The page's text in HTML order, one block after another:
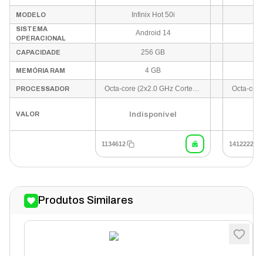
Tela 6.7" - Preto
SIM
MODELO Infinix Hot 50i
SISTEMA
OPERACIONAL
Android 14
CAPACIDADE 256 GB
MEMÓRIA RAM 4 GB
PROCESSADOR Octa-core (2x2.0 GHz Cortex-A75 & 6x1.7 GHz Cortex-A55)
VALOR Indisponível
1134612 1412222
Produtos Similares